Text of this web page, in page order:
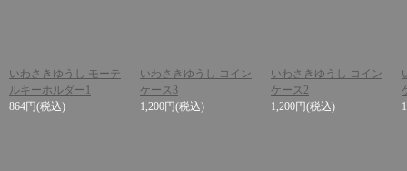
いわさきゆうし モーテ
ルキーホルダー1
864円(税込)
いわさきゆうし コイン
ケース3
1,200円(税込)
いわさきゆうし コイン
ケース2
1,200円(税込)